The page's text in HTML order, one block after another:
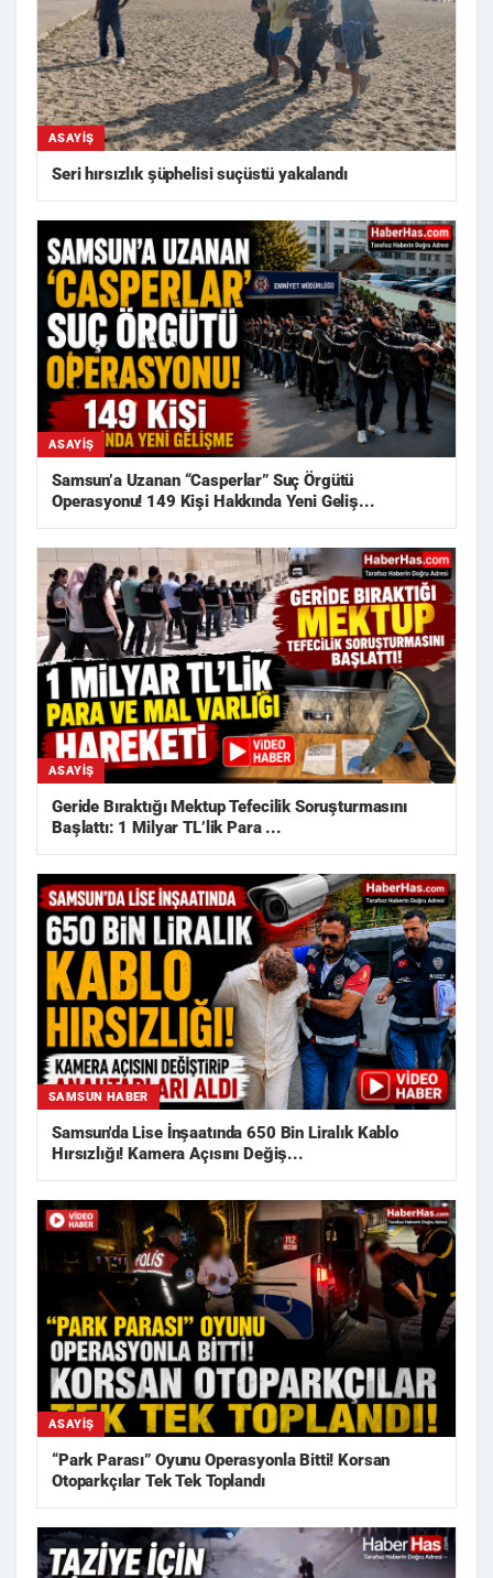
ASAYIŞ
Seri hırsızlık şüphelisi suçüstü yakalandı
ASAYIŞ
Samsun’a Uzanan “Casperlar” Suç Örgütü
Operasyonu! 149 Kişi Hakkında Yeni Geliş...
ASAYIŞ
Geride Bıraktığı Mektup Tefecilik Soruşturmasını
Başlattı: 1 Milyar TL’lik Para ...
SAMSUN HABER
Samsun'da Lise İnşaatında 650 Bin Liralık Kablo
Hırsızlığı! Kamera Açısını Değiş...
ASAYIŞ
“Park Parası” Oyunu Operasyonla Bitti! Korsan
Otoparkçılar Tek Tek Toplandı